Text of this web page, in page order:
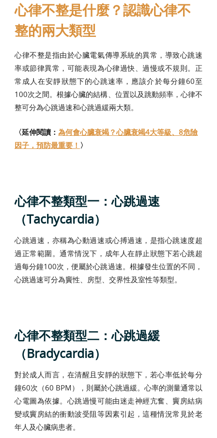
心律不整是什麼？認識心律不
整的兩大類型
心律不整是指由於心臟電氣傳導系統的異常，導致心跳速
率或節律異常，可能表現為心律過快、過慢或不規則。正
常成人在安靜狀態下的心跳速率，應該介於每分鐘60至
100次之間。根據心臟的結構、位置以及跳動頻率，心律不
整可分為心跳過速和心跳過緩兩大類。
〈延伸閱讀： 為何會心臟衰竭？心臟衰竭4大等級、8危險
因子，預防最重要！ 〉
心律不整類型一：心跳過速
（Tachycardia）
心跳過速，亦稱為心動過速或心搏過速，是指心跳速度超
過正常範圍。通常情況下，成年人在靜止狀態下若心跳超
過每分鐘100次，便屬於心跳過速。根據發生位置的不同，
心跳過速可分為竇性、房型、交界性及室性等類型。
心律不整類型二：心跳過緩
（Bradycardia）
對於成人而言，在清醒且安靜的狀態下，若心率低於每分
鐘60次（60 BPM），則屬於心跳過緩。心率的測量通常以
心電圖為依據。心跳過慢可能由迷走神經亢奮、竇房結病
變或竇房結的衝動波受阻等因素引起，這種情況常見於老
年人及心臟病患者。